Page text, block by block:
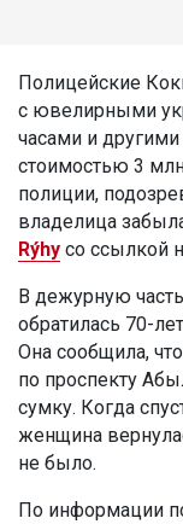
Полицейские
с ювелирными
часами и
стоимостью 3
полиции,
владелица
Rýhy со ссылкой
В дежурную
обратилась 70-
Она сообщила,
по проспекту
сумку. Когда
женщина
не было.
По информации